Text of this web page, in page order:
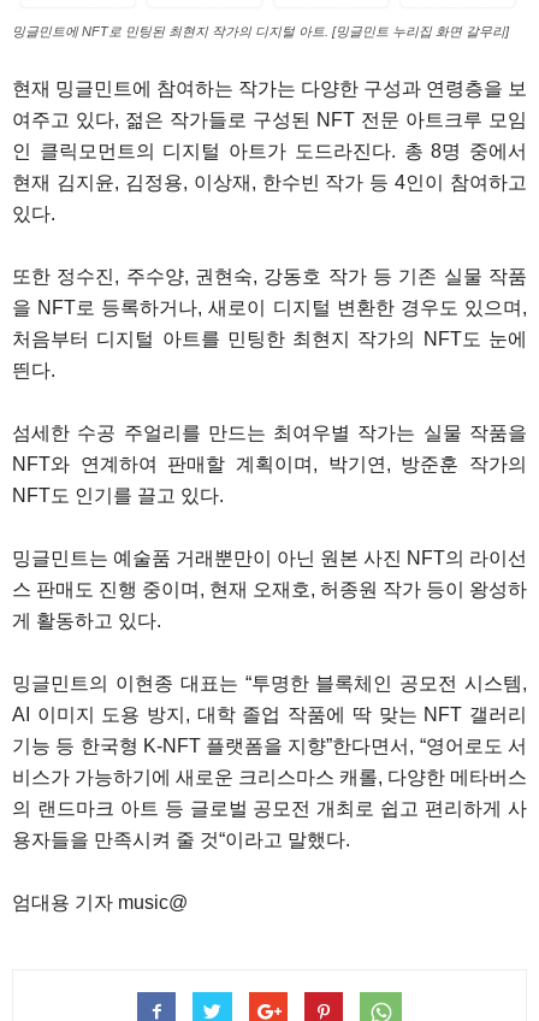
밍글민트에 NFT로 민팅된 최현지 작가의 디지털 아트. [밍글민트 누리집 화면 갈무리]
현재 밍글민트에 참여하는 작가는 다양한 구성과 연령층을 보
여주고 있다, 젊은 작가들로 구성된 NFT 전문 아트크루 모임
인 클릭모먼트의 디지털 아트가 도드라진다. 총 8명 중에서
현재 김지윤, 김정용, 이상재, 한수빈 작가 등 4인이 참여하고
있다.
또한 정수진, 주수양, 권현숙, 강동호 작가 등 기존 실물 작품
을 NFT로 등록하거나, 새로이 디지털 변환한 경우도 있으며,
처음부터 디지털 아트를 민팅한 최현지 작가의 NFT도 눈에
띈다.
섬세한 수공 주얼리를 만드는 최여우별 작가는 실물 작품을
NFT와 연계하여 판매할 계획이며, 박기연, 방준훈 작가의
NFT도 인기를 끌고 있다.
밍글민트는 예술품 거래뿐만이 아닌 원본 사진 NFT의 라이선
스 판매도 진행 중이며, 현재 오재호, 허종원 작가 등이 왕성하
게 활동하고 있다.
밍글민트의 이현종 대표는 “투명한 블록체인 공모전 시스템,
AI 이미지 도용 방지, 대학 졸업 작품에 딱 맞는 NFT 갤러리
기능 등 한국형 K-NFT 플랫폼을 지향”한다면서, “영어로도 서
비스가 가능하기에 새로운 크리스마스 캐롤, 다양한 메타버스
의 랜드마크 아트 등 글로벌 공모전 개최로 쉽고 편리하게 사
용자들을 만족시켜 줄 것“이라고 말했다.
엄대용 기자 music@